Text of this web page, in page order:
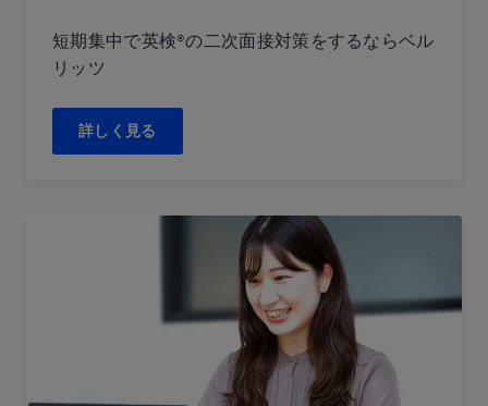
短期集中で英検®の二次面接対策をするならベル
リッツ
詳しく見る